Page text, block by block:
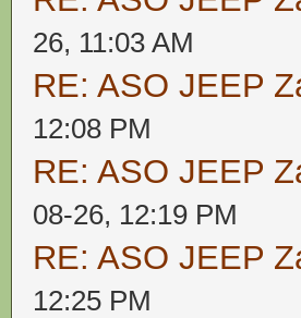
26, 11:03 AM
RE: ASO JEEP
12:08 PM
RE: ASO JEEP
08-26, 12:19 PM
RE: ASO JEEP
12:25 PM